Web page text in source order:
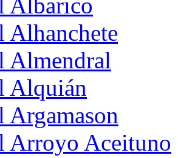
Alhanchete
Almendral
Alquián
Argamason
Arroyo Aceituno